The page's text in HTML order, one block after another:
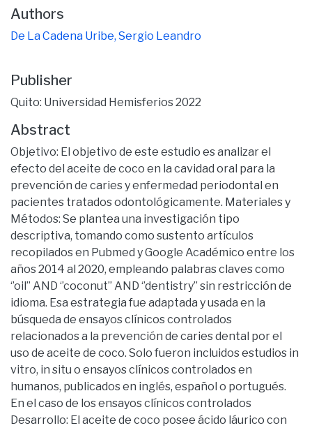
Authors
De La Cadena Uribe, Sergio Leandro
Publisher
Quito: Universidad Hemisferios 2022
Abstract
Objetivo: El objetivo de este estudio es analizar el
efecto del aceite de coco en la cavidad oral para la
prevención de caries y enfermedad periodontal en
pacientes tratados odontológicamente. Materiales y
Métodos: Se plantea una investigación tipo
descriptiva, tomando como sustento artículos
recopilados en Pubmed y Google Académico entre los
años 2014 al 2020, empleando palabras claves como
‘’oil’’ AND ‘’coconut’’ AND ‘’dentistry’’ sin restricción de
idioma. Esa estrategia fue adaptada y usada en la
búsqueda de ensayos clínicos controlados
relacionados a la prevención de caries dental por el
uso de aceite de coco. Solo fueron incluidos estudios in
vitro, in situ o ensayos clínicos controlados en
humanos, publicados en inglés, español o portugués.
En el caso de los ensayos clínicos controlados
Desarrollo: El aceite de coco posee ácido láurico con